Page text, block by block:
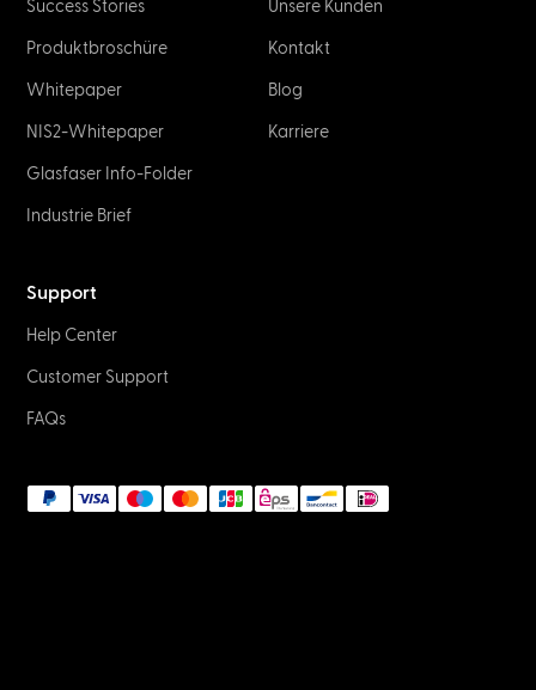
Success Stories
Produkt­broschüre
Whitepaper
NIS2-Whitepaper
Glasfaser Info-Folder
Industrie Brief
Unsere Kunden
Kontakt
Blog
Karriere
Support
Help Center
Customer Support
FAQs